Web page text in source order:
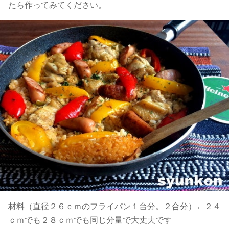
たら作ってみてください。
材料（直径２６ｃｍのフライパン１台分。２合分）←２４
ｃｍでも２８ｃｍでも同じ分量で大丈夫です